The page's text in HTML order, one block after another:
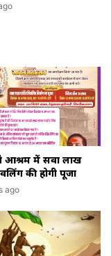
आश्रम में सवा लाख
की होगी पूजा
ago